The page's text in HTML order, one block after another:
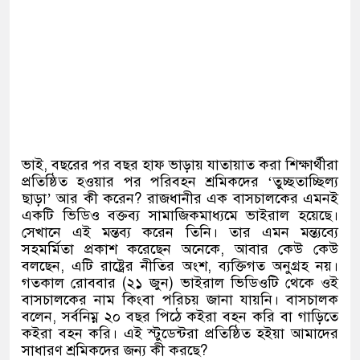
ভাই,বছরের পর বছর হাফ ভাড়ায় যাতায়াত করা শিক্ষার্থীরা
প্রতিষ্ঠিত হওয়ার পর পরিবহন শ্রমিকদের‘তুচ্ছতাচ্ছিল্য
ছাড়া’আর কী করেন?রাজধানীর এক বাসচালকের এমনই
একটি ভিডিও বক্তব্য সামাজিকমাধ্যমে ভাইরাল হয়েছে।
সেখানে এই মন্তব্য করেন তিনি। তার এমন মন্ত্যব্যে
সহমর্মিতা প্রকাশ করেছেন অনেকে,আবার কেউ কেউ
বলছেন,এটি রাষ্ট্রের নীতির অংশ,ব্যক্তিগত অনুগ্রহ নয়।
গতকাল রোববার (২১ জুন)ভাইরাল ভিডিওটি থেকে ওই
বাসচালকের নাম কিংবা পরিচয় জানা যায়নি। বাসচালক
বলেন,সর্বনিম্ন ২০ বছর পিঠে কইরা বহন করি বা গাড়িতে
কইরা বহন করি। এই স্টুডেন্টরা প্রতিষ্ঠিত হইয়া আমাদের
সাধারণ শ্রমিকদের জন্য কী করছে?